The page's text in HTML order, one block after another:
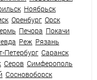
Ноябрьск
Оренбург Орск
Печора Покачи
Реж Рязань
Петербург Саранск
Серов Симферополь
Сосновоборск